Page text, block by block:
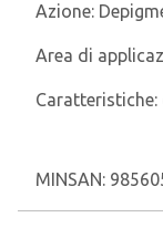
Azione:
Area di
Caratteristiche:
MINSAN: